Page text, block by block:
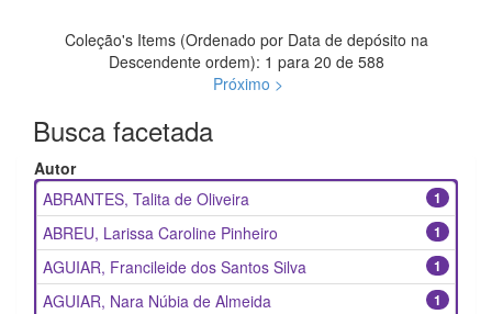
Coleção's Items (Ordenado por Data de depósito na
Descendente ordem): 1 para 20 de 588
Próximo >
Busca facetada
Autor
1
ABRANTES, Talita de Oliveira
1
ABREU, Larissa Caroline Pinheiro
1
AGUIAR, Francileide dos Santos Silva
1
AGUIAR, Nara Núbia de Almeida